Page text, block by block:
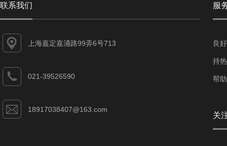
联系我们
上海嘉定嘉涌路99弄6号713
021-39526590
18917038407@163.com
服
良
持
帮
关